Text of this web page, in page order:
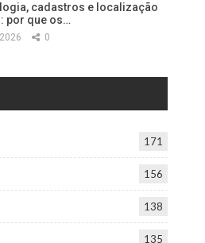
cadastros e localização
por que os…
0
171
156
138
135